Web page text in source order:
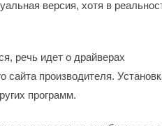
версия, хотя в
речь идет о драйверах
производителя.
программ.